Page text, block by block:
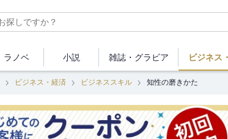
ラノベ 小説 雑誌・ グラビア ビジネス
ビジネス・経済 ビジネススキル 知性の磨きかた